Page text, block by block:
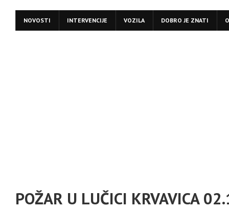
NOVOSTI INTERVENCIJE VOZILA DOBRO JE ZNATI
POŽAR U LUČICI KRVAVICA